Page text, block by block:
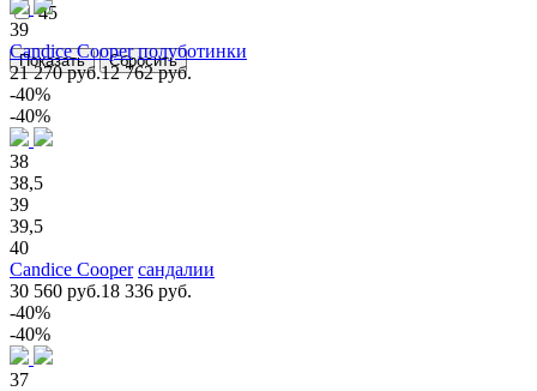
45
39
Candice Cooper полуботинки
21 270 руб.12 762 руб.
-40%
-40%
38
38,5
39
39,5
40
Candice Cooper сандалии
30 560 руб.18 336 руб.
-40%
-40%
37